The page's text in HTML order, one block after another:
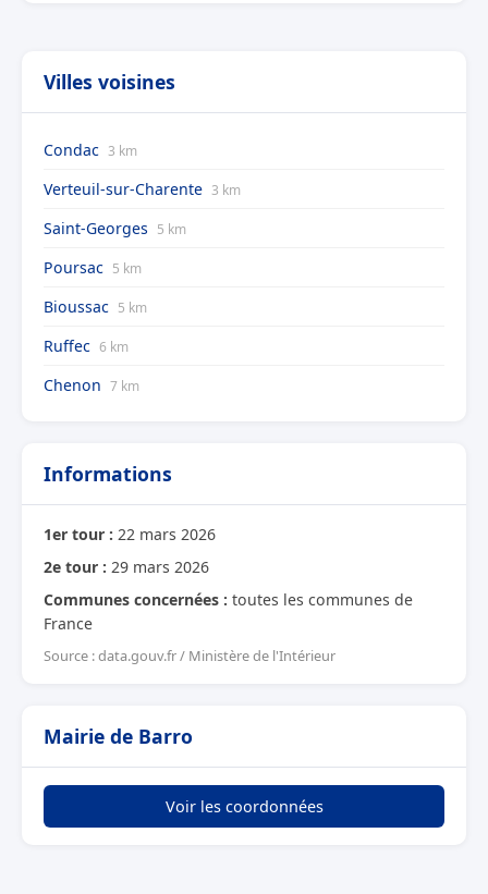
Villes voisines
Condac 3 km
Verteuil-sur-Charente 3 km
Saint-Georges 5 km
Poursac 5 km
Bioussac 5 km
Ruffec 6 km
Chenon 7 km
Informations
1er tour : 22 mars 2026
2e tour : 29 mars 2026
Communes concernées : toutes les communes de
France
Source : data.gouv.fr / Ministère de l'Intérieur
Mairie de Barro
Voir les coordonnées